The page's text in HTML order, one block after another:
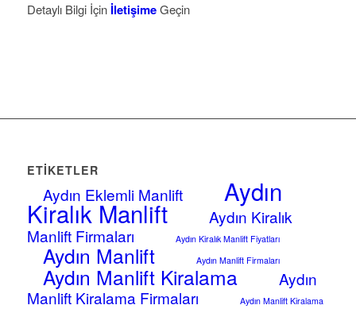
Detaylı Bilgi İçin İletişime Geçin
ETIKETLER
Aydın Eklemli Manlift Aydın
Kiralık Manlift
Aydın Kiralık
Manlift Firmaları
Aydın Kiralık Manlift Fiyatları
Aydın Manlift Aydın Manlift Firmaları
Aydın Manlift Kiralama
Aydın
Manlift Kiralama Firmaları
Aydın Manlift Kiralama